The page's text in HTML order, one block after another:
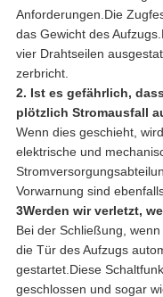
Anforderungen.Die
das Gewicht des
vier Drahtseilen
zerbricht.
2. Ist es gefährlich,
plötzlich Stromausfall
Wenn dies geschieht,
elektrische und
Vorwarnung sind
3Werden wir verletzt,
Bei der Schließung,
die Tür des Aufzugs
gestartet.Diese
geschlossen und sogar